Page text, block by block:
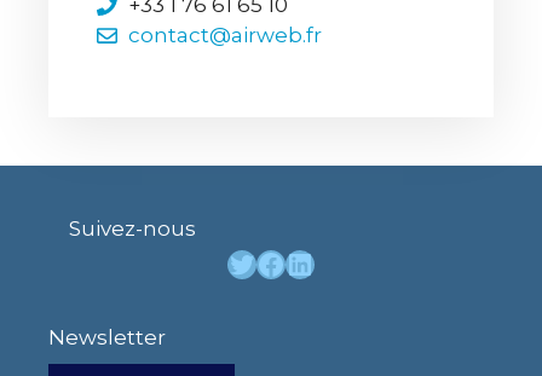
contact@airweb.fr
Suivez-nous
Twitter
Facebook
LinkedIn
Newsletter